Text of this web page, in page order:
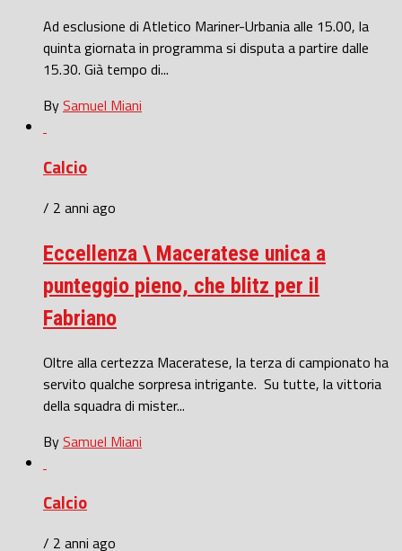
Ad esclusione di Atletico Mariner-Urbania alle 15.00, la
quinta giornata in programma si disputa a partire dalle
15.30. Già tempo di...
BySamuel Miani
Calcio
/ 2 anni ago
Eccellenza \ Maceratese unica a
punteggio pieno, che blitz per il
Fabriano
Oltre alla certezza Maceratese, la terza di campionato ha
servito qualche sorpresa intrigante. Su tutte, la vittoria
della squadra di mister...
BySamuel Miani
Calcio
/ 2 anni ago